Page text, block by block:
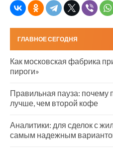
ГЛАВНОЕ СЕГОДНЯ
Как московская фабрика
пироги»
Правильная пауза: почему
лучше, чем второй кофе
Аналитики: для сделок с
самым надежным